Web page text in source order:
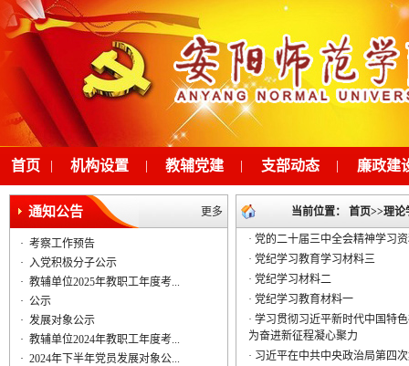
首页 | 机构设置 | 教辅党建 | 支部动态 | 廉政建
更多
通知公告
· 考察工作预告
· 入党积极分子公示
· 教辅单位2025年教职工年度考...
· 公示
· 发展对象公示
· 教辅单位2024年教职工年度考...
· 2024年下半年党员发展对象公...
当前位置： 首页>>理论
· 党的二十届三中全会精神学习
· 党纪学习教育学习材料三
· 党纪学习材料二
· 党纪学习教育材料一
· 学习贯彻习近平新时代中国特
为奋进新征程凝心聚力
· 习近平在中共中央政治局第四